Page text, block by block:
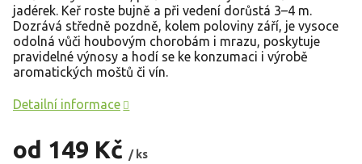
od 149 Kč / ks
jadérek. Keř roste bujně a při vedení dorůstá 3–4 m.
Dozrává středně pozdně, kolem poloviny září, je vysoce
odolná vůči houbovým chorobám i mrazu, poskytuje
pravidelné výnosy a hodí se ke konzumaci i výrobě
aromatických moštů či vín.
Detailní informace